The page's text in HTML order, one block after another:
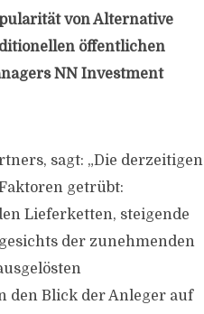
von Alternative
öffentlichen
NN Investment
sagt: „Die derzeitigen
getrübt:
Lieferketten, steigende
der zunehmenden
den Blick der Anleger auf